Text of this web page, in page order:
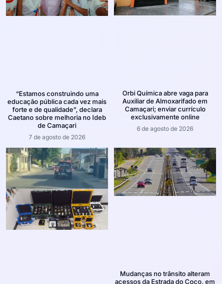
“Estamos construindo uma
educação pública cada vez mais
forte e de qualidade”, declara
Caetano sobre melhoria no Ideb
de Camaçari
7 de agosto de 2026
Orbi Química abre vaga para
Auxiliar de Almoxarifado em
Camaçari; enviar currículo
exclusivamente online
6 de agosto de 2026
Mudanças no trânsito alteram
acessos da Estrada do Coco, em